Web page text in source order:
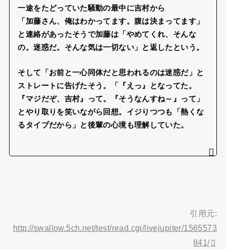
一途をたどっていた騒動の最中に吉村から
「加藤さん、俺はわかってます。腹は決まってます」
と連絡があったそうで加藤は「やめてくれ、そんな
の。迷惑だ。そんな気は一切ない」と返したという。
そして「お前と一心同体だと思われるのは迷惑だ」と
ストレートに告げたそう。「『えっ』となってた。
『マジだぞ、吉村』って。『そうなんすね～』って」
とやり取りを笑いながら回想。イジりつつも「熱くな
るタイプだから」と後輩の心境も理解していた。
引用元:
http://swallow.5ch.net/test/read.cgi/livejupiter/1565573
841/